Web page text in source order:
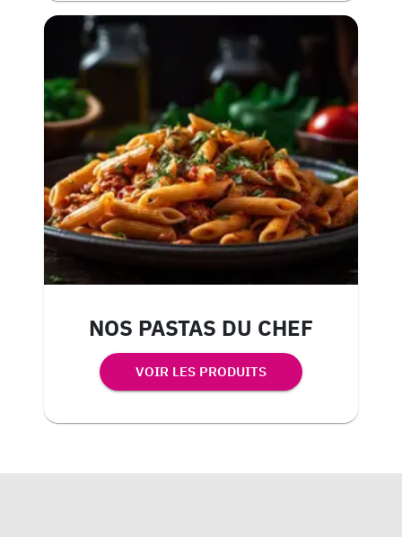
NOS PASTAS DU CHEF
VOIR LES PRODUITS